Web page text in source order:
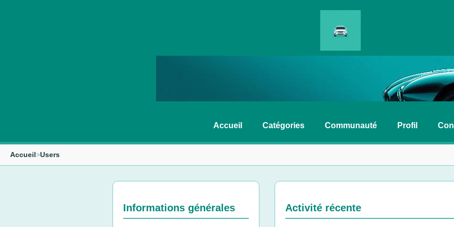
Accueil Catégories Communauté Profil
Accueil>Users
Informations générales Activité récente